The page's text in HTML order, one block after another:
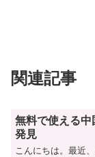
関連記事
無料で使える
発見
こんにちは。最近